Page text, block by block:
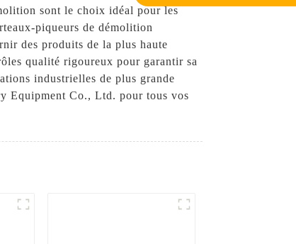
sont le choix idéal pour les
piqueurs de démolition
des produits de la plus haute
qualité rigoureux pour garantir sa
industrielles de plus grande
Equipment Co., Ltd. pour tous vos